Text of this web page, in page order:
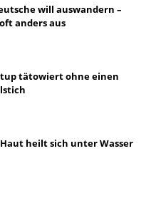
will auswandern –
anders aus
tätowiert ohne einen
heilt sich unter Wasser